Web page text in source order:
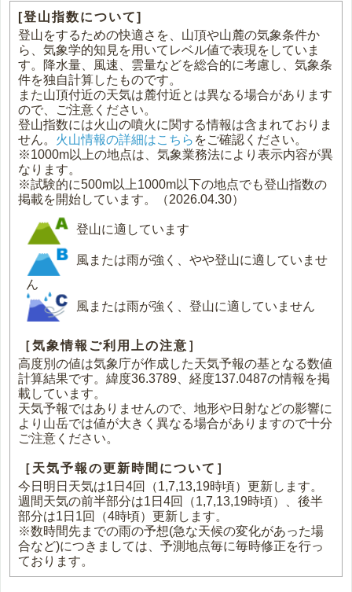
[登山指数について]
登山をするための快適さを、山頂や山麓の気象条件か
ら、気象学的知見を用いてレベル値で表現をしていま
す。降水量、風速、雲量などを総合的に考慮し、気象条
件を独自計算したものです。
また山頂付近の天気は麓付近とは異なる場合があります
ので、ご注意ください。
登山指数には火山の噴火に関する情報は含まれておりま
せん。 火山情報の詳細はこちら をご確認ください。
※1000m以上の地点は、気象業務法により表示内容が異
なります。
※試験的に500m以上1000m以下の地点でも登山指数の
掲載を開始しています。（2026.04.30）
登山に適しています
風または雨が強く、やや登山に適していませ
ん
風または雨が強く、登山に適していません
［気象情報ご利用上の注意］
高度別の値は気象庁が作成した天気予報の基となる数値
計算結果です。緯度36.3789、経度137.0487の情報を掲
載しています。
天気予報ではありませんので、地形や日射などの影響に
より山岳では値が大きく異なる場合がありますので十分
ご注意ください。
［天気予報の更新時間について］
今日明日天気は1日4回（1,7,13,19時頃）更新します。
週間天気の前半部分は1日4回（1,7,13,19時頃）、後半
部分は1日1回（4時頃）更新します。
※数時間先までの雨の予想(急な天候の変化があった場
合など)につきましては、予測地点毎に毎時修正を行っ
ております。